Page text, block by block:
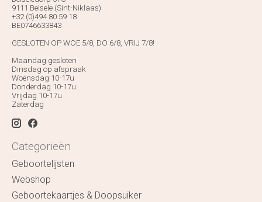
9111 Belsele (Sint-Niklaas)
+32 (0)494 80 59 18
BE0746633843
GESLOTEN OP WOE 5/8, DO 6/8, VRIJ 7/8!
Maandag gesloten
Dinsdag op afspraak
Woensdag 10-17u
Donderdag 10-17u
Vrijdag 10-17u
Zaterdag
Categorieën
Geboortelijsten
Webshop
Geboortekaartjes & Doopsuiker